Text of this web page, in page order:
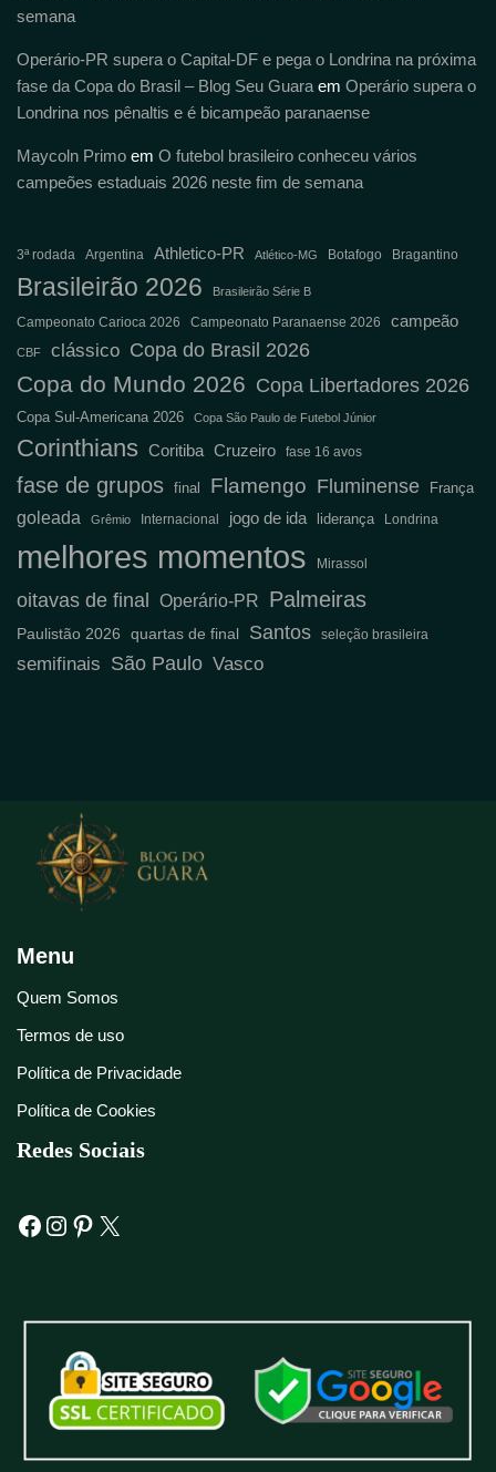
semana
Operário-PR supera o Capital-DF e pega o Londrina na próxima
fase da Copa do Brasil – Blog Seu Guara em Operário supera o
Londrina nos pênaltis e é bicampeão paranaense
Maycoln Primo em O futebol brasileiro conheceu vários
campeões estaduais 2026 neste fim de semana
3ª rodada Argentina Athletico-PR Atlético-MG Botafogo Bragantino
Brasileirão 2026 Brasileirão Série B
Campeonato Carioca 2026 Campeonato Paranaense 2026 campeão
CBF clássico Copa do Brasil 2026
Copa do Mundo 2026 Copa Libertadores 2026
Copa Sul-Americana 2026 Copa São Paulo de Futebol Júnior
Corinthians Coritiba Cruzeiro fase 16 avos
fase de grupos final Flamengo Fluminense França
goleada Grêmio Internacional jogo de ida liderança Londrina
melhores momentos Mirassol
oitavas de final Operário-PR Palmeiras
Paulistão 2026 quartas de final Santos seleção brasileira
semifinais São Paulo Vasco
Menu
Quem Somos
Termos de uso
Política de Privacidade
Política de Cookies
Redes Sociais